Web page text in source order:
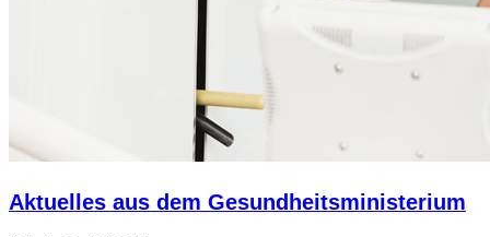
Aktuelles aus dem Gesundheitsministerium